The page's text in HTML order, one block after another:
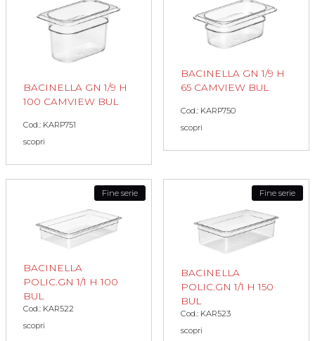
BACINELLA GN 1/9 H
100 CAMVIEW BUL
Cod.: KARP751
scopri
BACINELLA GN 1/9 H
65 CAMVIEW BUL
Cod.: KARP750
scopri
Fine serie
BACINELLA
POLIC.GN 1/1 H 100
BUL
Cod.: KAR522
scopri
Fine serie
BACINELLA
POLIC.GN 1/1 H 150
BUL
Cod.: KAR523
scopri